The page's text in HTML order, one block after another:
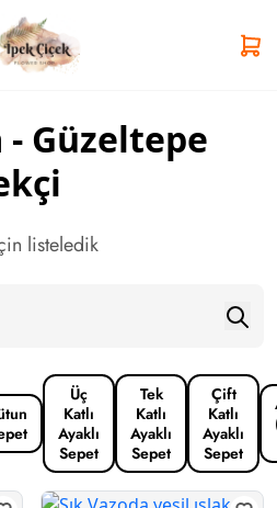
- Güzeltepe
listeledik
Üç
Katlı
Ayaklı
Sepet
Tek
Katlı
Ayaklı
Sepet
Çift
Katlı
Ayaklı
Sepet